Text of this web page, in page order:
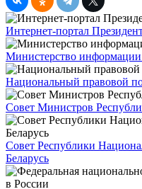
Интернет-портал
Министерство информации
Национальный правовой
Совет Министров
Совет Республики
Беларусь